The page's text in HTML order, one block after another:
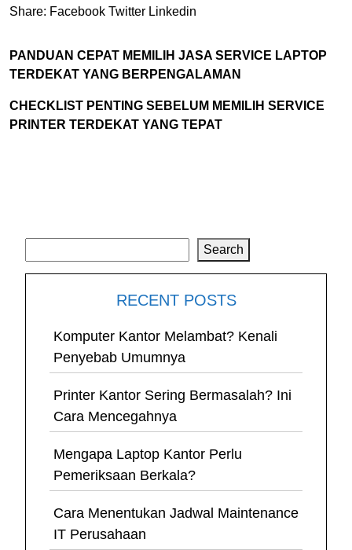
Share: Facebook Twitter Linkedin
PANDUAN CEPAT MEMILIH JASA SERVICE LAPTOP
TERDEKAT YANG BERPENGALAMAN
CHECKLIST PENTING SEBELUM MEMILIH SERVICE
PRINTER TERDEKAT YANG TEPAT
Search
RECENT POSTS
Komputer Kantor Melambat? Kenali
Penyebab Umumnya
Printer Kantor Sering Bermasalah? Ini
Cara Mencegahnya
Mengapa Laptop Kantor Perlu
Pemeriksaan Berkala?
Cara Menentukan Jadwal Maintenance
IT Perusahaan